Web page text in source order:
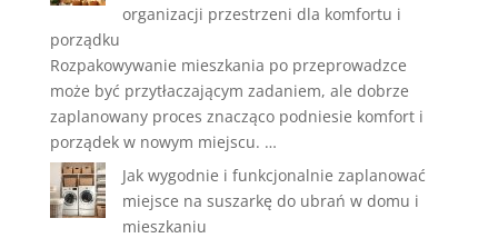
organizacji przestrzeni dla komfortu i
porządku
Rozpakowywanie mieszkania po przeprowadzce
może być przytłaczającym zadaniem, ale dobrze
zaplanowany proces znacząco podniesie komfort i
porządek w nowym miejscu. …
Jak wygodnie i funkcjonalnie zaplanować
miejsce na suszarkę do ubrań w domu i
mieszkaniu